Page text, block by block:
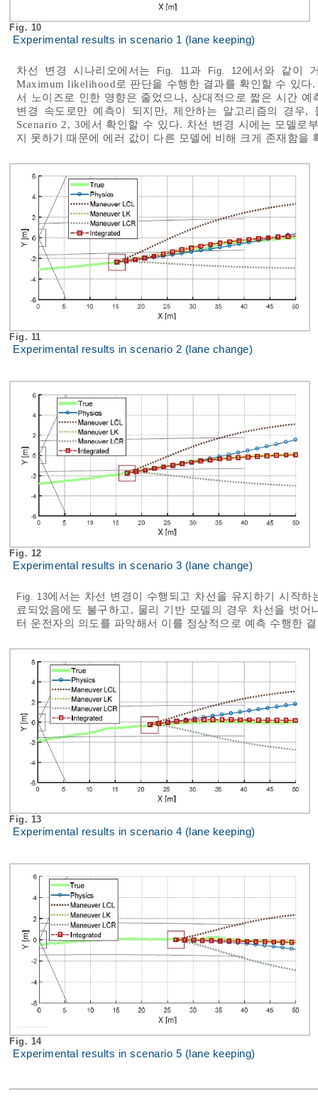
Fig. 10
Experimental results in scenario 1 (lane keeping)
차선 변경 시나리오에서는 Fig. 11과 Fig. 12에서와 같이
Maximum likelihood로 판단을 수행한 결과를 확인할 수 있
서 노이즈로 인한 영향은 줄었으나, 상대적으로 짧은 시간
변경 속도로만 예측이 되지만, 제안하는 알고리즘의 경
Scenario 2, 3에서 확인할 수 있다. 차선 변경 시에는 모델로
지 못하기 때문에 에러 값이 다른 모델에 비해 크게 존재함을
Fig. 11
Experimental results in scenario 2 (lane change)
Fig. 12
Experimental results in scenario 3 (lane change)
Fig. 13에서는 차선 변경이 수행되고 차선을 유지하기 시작
료되었음에도 불구하고, 물리 기반 모델의 경우 차선을 벗
터 운전자의 의도를 파악해서 이를 정상적으로 예측 수행한
Fig. 13
Experimental results in scenario 4 (lane keeping)
Fig. 14
Experimental results in scenario 5 (lane keeping)